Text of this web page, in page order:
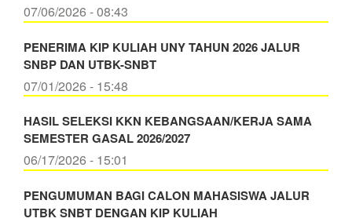
07/06/2026 - 08:43
PENERIMA KIP KULIAH UNY TAHUN 2026 JALUR
SNBP DAN UTBK-SNBT
07/01/2026 - 15:48
HASIL SELEKSI KKN KEBANGSAAN/KERJA SAMA
SEMESTER GASAL 2026/2027
06/17/2026 - 15:01
PENGUMUMAN BAGI CALON MAHASISWA JALUR
UTBK SNBT DENGAN KIP KULIAH